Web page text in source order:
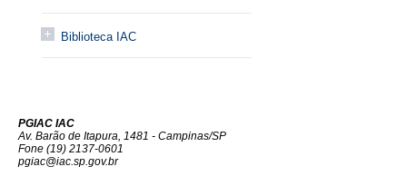
Biblioteca IAC
PGIAC IAC
Av. Barão de Itapura, 1481 - Campinas/SP
Fone (19) 2137-0601
pgiac@iac.sp.gov.br